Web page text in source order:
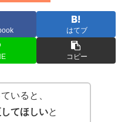
はてブ
コピー
いると、
てほしいと